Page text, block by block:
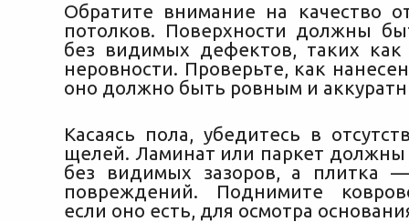
Обратите внимание на качество
потолков. Поверхности должны
без видимых дефектов, таких
неровности. Проверьте, как
оно должно быть ровным и
Касаясь пола, убедитесь в
щелей. Ламинат или паркет
без видимых зазоров, а плитка
повреждений. Поднимите
если оно есть, для осмотра